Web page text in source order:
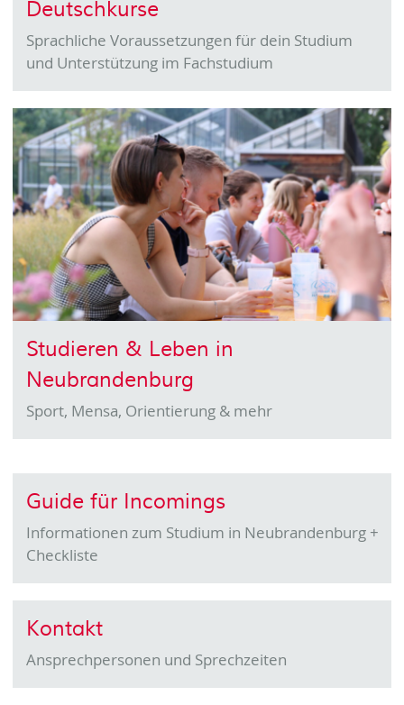
Deutschkurse
Sprachliche Voraussetzungen für dein Studium
und Unterstützung im Fachstudium
Studieren & Leben in
Neubrandenburg
Sport, Mensa, Orientierung & mehr
Guide für Incomings
Informationen zum Studium in Neubrandenburg +
Checkliste
Kontakt
Ansprechpersonen und Sprechzeiten